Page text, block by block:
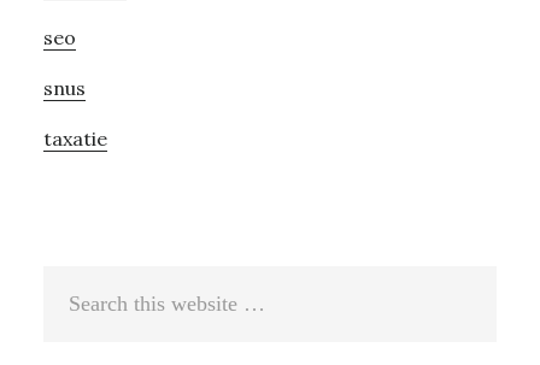
seo
snus
taxatie